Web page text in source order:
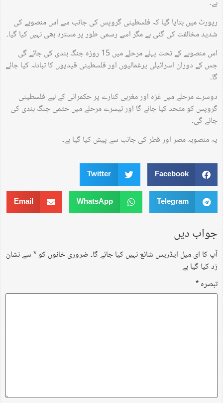
ہے۔
رپورٹ میں بتایا گیا کہ فلسطینی گروپس کی جانب سے اس منصوبے کی
شدید مخالفت کی گئی ہے مگر اسے رسمی طور پر مسترد بھی نہیں کیا گیا۔
اس منصوبے کے تحت پہلے مرحلے میں 15 روزہ جنگ بندی کی جائے گی
جس کے دوران اسرائیلی یرغمالیوں اور فلسطینی قیدیوں کا تبادلہ کیا جائے
گا۔
دوسرے مرحلے میں غزہ اور مغربی کنارے پر حکمرانی کے لیے فلسطینی
گروپس کو متحد کیا جائے گا اور تیسرے مرحلے میں حتمی جنگ بندی کی
جائے گی۔
یہ منصوبہ مصر اور قطر کی جانب سے پیش کیا گیا ہے۔
Facebook
Twitter
Telegram
WhatsApp
Email
جواب دیں
آپ کا ای میل ایڈریس شائع نہیں کیا جائے گا۔ضروری خانوں کو*سے نشان
زد کیا گیا ہے
تبصرہ*